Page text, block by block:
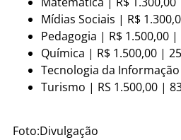
Mídias Sociais | R$
Pedagogia | R$ 1.500,00 |
Química | R$ 1.500,00 |
Tecnologia da
Turismo | RS 1.500,00 |
Foto:Divulgação